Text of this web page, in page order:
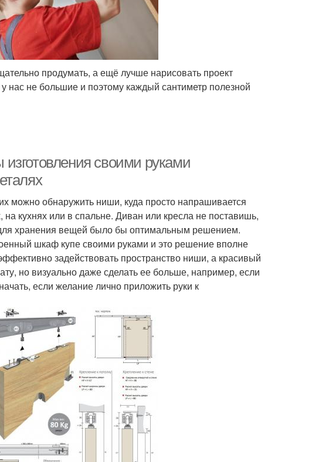
продумать, а ещё лучше нарисовать проект
не большие и поэтому каждый сантиметр полезной
своими руками
можно обнаружить ниши, куда просто напрашивается
кухнях или в спальне. Диван или кресла не поставишь,
хранения вещей было бы оптимальным решением.
шкаф купе своими руками и это решение вполне
задействовать пространство ниши, а красивый
но визуально даже сделать ее больше, например, если
если желание лично приложить руки к